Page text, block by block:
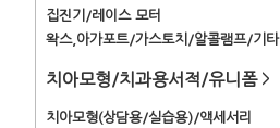
집진기/레이스 모터
왁스,아가포트/가스토치/알콜램프/기타
치아모형/치과용서적/유니폼 >
치아모형(상담용/실습용)/액세서리